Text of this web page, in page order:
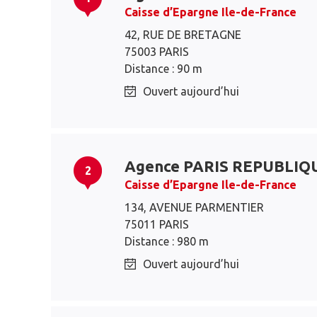
Caisse d’Epargne Ile-de-France
42, RUE DE BRETAGNE
75003 PARIS
Distance : 90 m
Ouvert aujourd’hui
2 Agence PARIS
Caisse d’Epargne Ile-de-France
134, AVENUE PARMENTIER
75011 PARIS
Distance : 980 m
Ouvert aujourd’hui